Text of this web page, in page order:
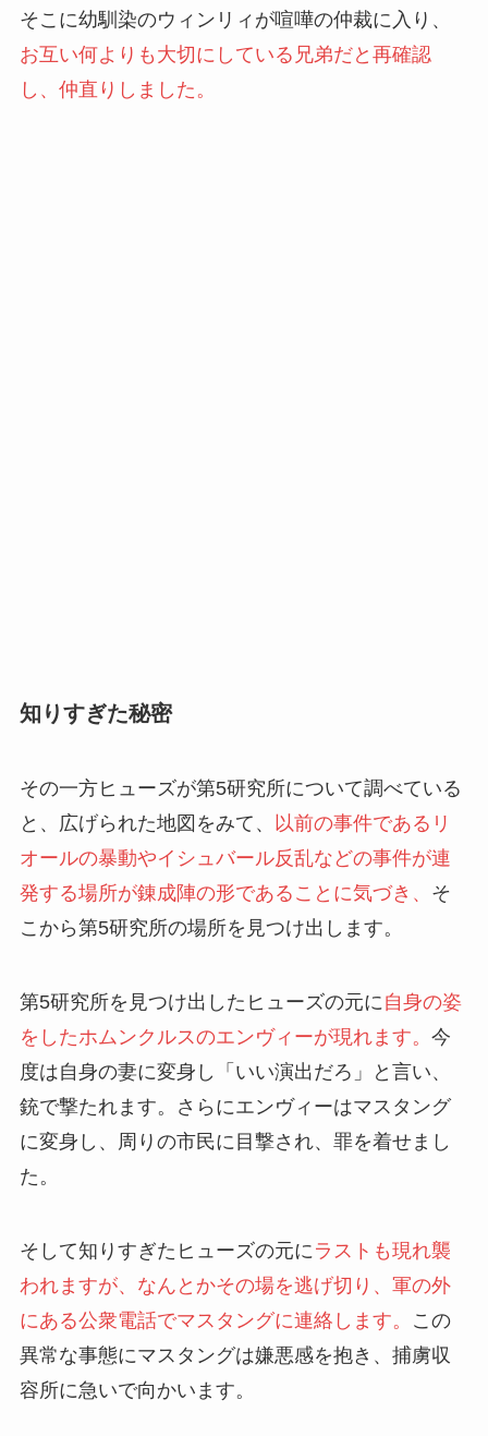
そこに幼馴染のウィンリィが喧嘩の仲裁に入り、
お互い何よりも大切にしている兄弟だと再確認
し、仲直りしました。
知りすぎた秘密
その一方ヒューズが第5研究所について調べている
と、広げられた地図をみて、
以前の事件であるリ
オールの暴動やイシュバール反乱などの事件が連
発する場所が錬成陣の形であることに気づき、 そ
こから第5研究所の場所を見つけ出します。
第5研究所を見つけ出したヒューズの元に自身の姿
をしたホムンクルスのエンヴィーが現れます。 今
度は自身の妻に変身し「いい演出だろ」と言い、
銃で撃たれます。さらにエンヴィーはマスタング
に変身し、周りの市民に目撃され、罪を着せまし
た。
そして知りすぎたヒューズの元に ラストも現れ襲
われますが、なんとかその場を逃げ切り、軍の外
にある公衆電話でマスタングに連絡します。
この
異常な事態にマスタングは嫌悪感を抱き、捕虜収
容所に急いで向かいます。